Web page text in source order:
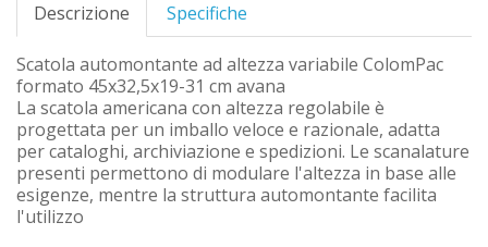
Descrizione Specifiche
Scatola automontante ad altezza variabile ColomPac
formato 45x32,5x19-31 cm avana
La scatola americana con altezza regolabile è
progettata per un imballo veloce e razionale, adatta
per cataloghi, archiviazione e spedizioni. Le scanalature
presenti permettono di modulare l'altezza in base alle
esigenze, mentre la struttura automontante facilita
l'utilizzo